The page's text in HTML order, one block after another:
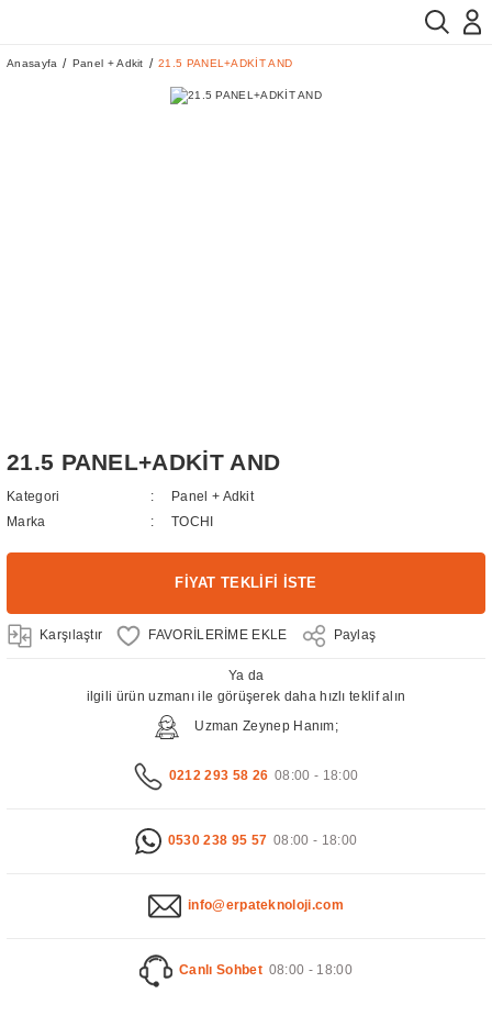
Anasayfa Panel + Adkit 21.5 PANEL+ADKİT AND
21.5 PANEL+ADKİT AND
Kategori
Panel + Adkit
Marka
TOCHI
FİYAT TEKLİFİ İSTE
Karşılaştır Paylaş
Ya da
ilgili ürün uzmanı ile görüşerek daha hızlı teklif alın
Uzman Zeynep Hanım;
0212 293 58 26 08:00 - 18:00
0530 238 95 57 08:00 - 18:00
info@erpateknoloji.com
Canlı Sohbet 08:00 - 18:00